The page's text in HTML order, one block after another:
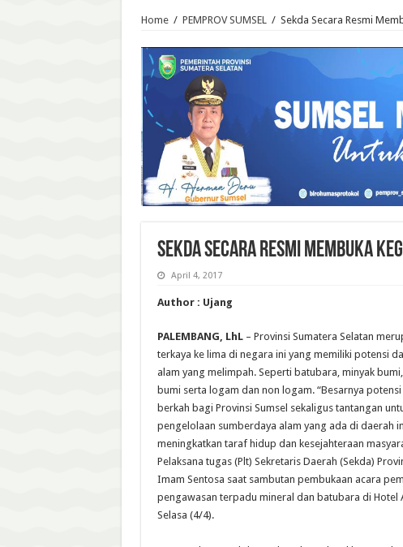
Home / PEMPROV SUMSEL / Sekda Secara Resmi
Sekda Secara Resmi Membuka
April 4, 2017
Author : Ujang
PALEMBANG, LhL– Provinsi Sumatera Selatan
terkaya ke lima di negara ini yang memiliki potensi
alam yang melimpah. Seperti batubara, minyak
bumi serta logam dan non logam. “Besarnya
berkah bagi Provinsi Sumsel sekaligus tantangan
pengelolaan sumberdaya alam yang ada di daerah
meningkatkan taraf hidup dan kesejahteraan
Pelaksana tugas (Plt) Sekretaris Daerah (Sekda)
Imam Sentosa saat sambutan pembukaan acara
pengawasan terpadu mineral dan batubara di Hotel
Selasa (4/4).